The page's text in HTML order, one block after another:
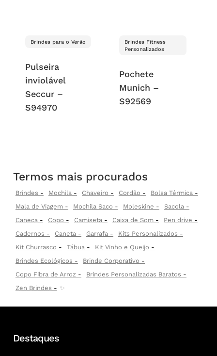
Brindes para o Verão
Pulseira
inviolável
Seccur –
S94970
Brindes Fitness
Personalizados
Pochete
Munich –
S92569
Termos mais procurados
Brindes Mochila Chaveiro Cordão
Bolsa Térmica
Mala de Viagem
Mochila Saco Moleskine
Sacola
Caneca
Copo Camiseta Caixa de Som
Pen drive
Cadernos
Caneta Garrafa
Kits Personalizados
Kit Churrasco
Tábua
Kit Vinho e Queijo
Brindes Ecológicos
Brinde Corporativo
Copo Fibra de Arroz
Brindes Personalizadas Baratos
Zen Brindes
✨
Destaques